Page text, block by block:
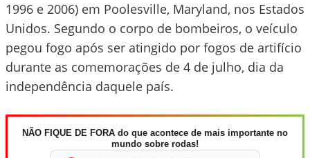
1996 e 2006) em Poolesville, Maryland, nos Estados
Unidos. Segundo o corpo de bombeiros, o veículo
pegou fogo após ser atingido por fogos de artifício
durante as comemorações de 4 de julho, dia da
independência daquele país.
NÃO FIQUE DE FORA do que acontece de mais importante no
mundo sobre rodas!